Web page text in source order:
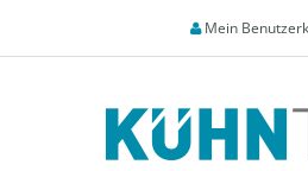
Mein